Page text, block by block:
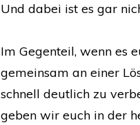
Und dabei ist es gar
Im Gegenteil, wenn es
gemeinsam an einer
schnell deutlich zu
geben wir euch in der